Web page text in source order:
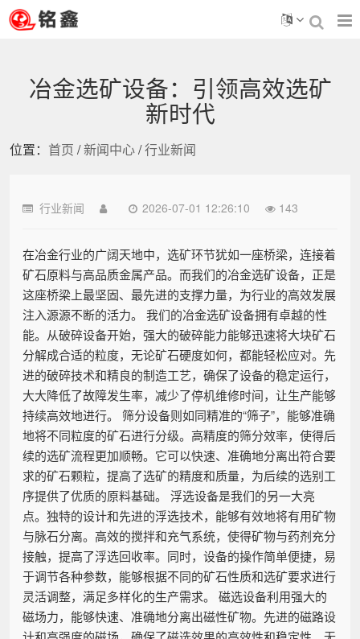
冶金选矿设备：引领高效选矿
新时代
位置： 首页 /新闻中心/行业新闻
行业新闻 2026-07-01 12:26:10 143
在冶金行业的广阔天地中，选矿环节犹如一座桥梁，连接着
矿石原料与高品质金属产品。而我们的冶金选矿设备，正是
这座桥梁上最坚固、最先进的支撑力量，为行业的高效发展
注入源源不断的活力。 我们的冶金选矿设备拥有卓越的性
能。从破碎设备开始，强大的破碎能力能够迅速将大块矿石
分解成合适的粒度，无论矿石硬度如何，都能轻松应对。先
进的破碎技术和精良的制造工艺，确保了设备的稳定运行，
大大降低了故障发生率，减少了停机维修时间，让生产能够
持续高效地进行。 筛分设备则如同精准的“筛子”，能够准确
地将不同粒度的矿石进行分级。高精度的筛分效率，使得后
续的选矿流程更加顺畅。它可以快速、准确地分离出符合要
求的矿石颗粒，提高了选矿的精度和质量，为后续的选别工
序提供了优质的原料基础。 浮选设备是我们的另一大亮
点。独特的设计和先进的浮选技术，能够有效地将有用矿物
与脉石分离。高效的搅拌和充气系统，使得矿物与药剂充分
接触，提高了浮选回收率。同时，设备的操作简单便捷，易
于调节各种参数，能够根据不同的矿石性质和选矿要求进行
灵活调整，满足多样化的生产需求。 磁选设备利用强大的
磁场力，能够快速、准确地分离出磁性矿物。先进的磁路设